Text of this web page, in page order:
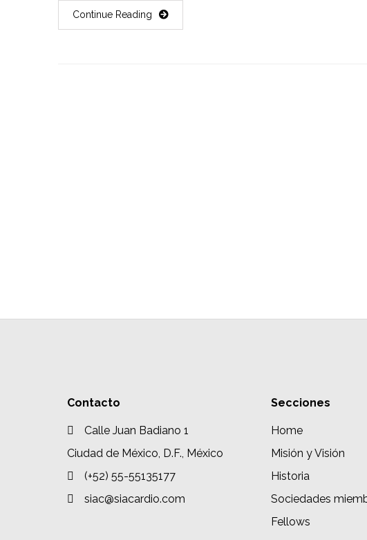
Continue Reading
Contacto
Calle Juan Badiano 1
Ciudad de México, D.F., México
(+52) 55-55135177
siac@siacardio.com
Secciones
Home
Misión y Visión
Historia
Sociedades
Fellows